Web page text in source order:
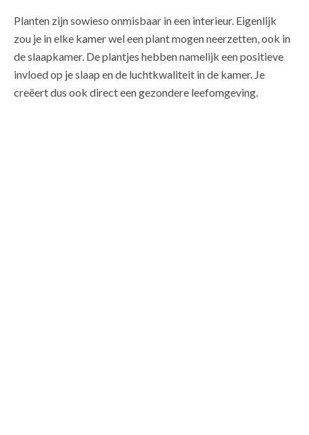
Planten zijn sowieso onmisbaar in een interieur. Eigenlijk
zou je in elke kamer wel een plant mogen neerzetten, ook in
de slaapkamer. De plantjes hebben namelijk een positieve
invloed op je slaap en de luchtkwaliteit in de kamer. Je
creëert dus ook direct een gezondere leefomgeving.